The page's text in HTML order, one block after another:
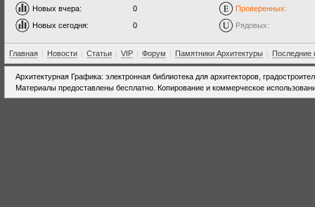
Новых вчера:
0
Новых сегодня:
0
Проверенных:
Рядовых:
Главная | Новости | Статьи | VIP | Форум | Памятники Архитектуры | Последние
Архитектурная Графика: электронная библиотека для архитекторов,
Материалы предоставлены бесплатно. Копирование и коммерческое